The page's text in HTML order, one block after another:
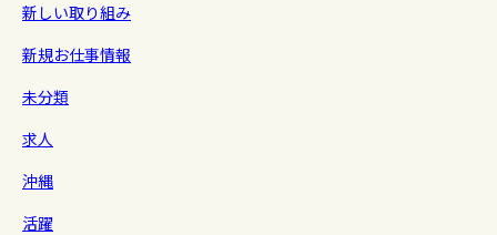
新しい取り組み
新規お仕事情報
未分類
求人
沖縄
活躍